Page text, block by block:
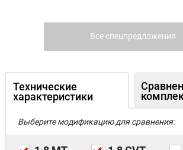
Все спецпредложения
Технические
характеристики
Выберите модификацию для сравнения: